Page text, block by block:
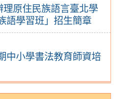
原住民族語言臺北學
語學習班」招生簡章
中小學書法教育師資培